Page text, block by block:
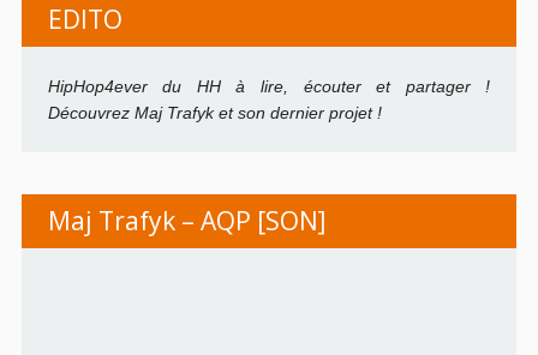
EDITO
HipHop4ever du HH à lire, écouter et partager !
Découvrez Maj Trafyk et son dernier projet !
Maj Trafyk – AQP [SON]